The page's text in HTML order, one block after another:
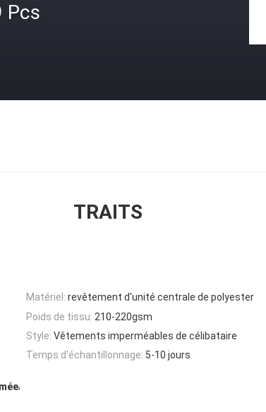
Pcs
TRAITS
Matériel: revêtement d'unité centrale de polyester
Poids de tissu: 210-220gsm
Style: Vêtements imperméables de célibataire
Temps d'échantillonnage: 5-10 jours
,